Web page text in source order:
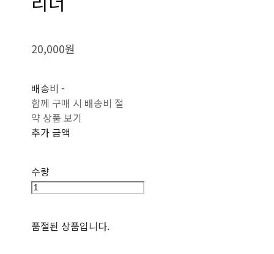
20,000원
배송비-
함께 구매 시 배송비 절
약 상품 보기
추가 금액
수량
품절된 상품입니다.